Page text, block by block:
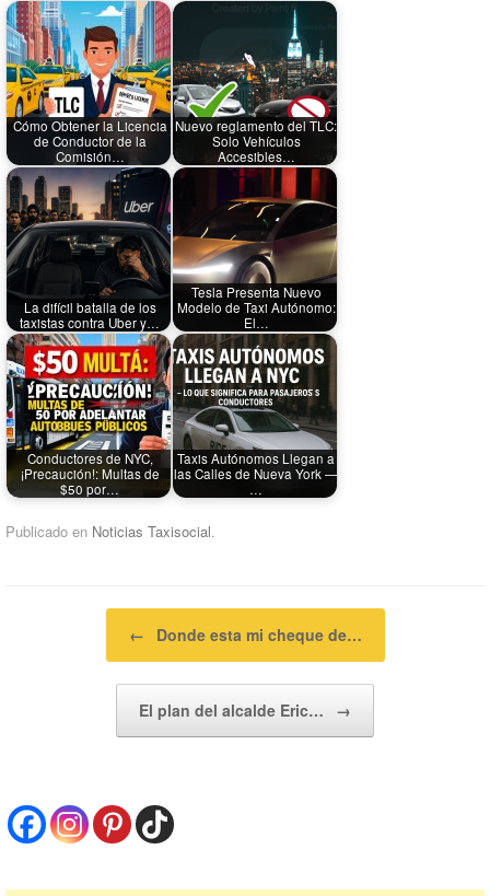
Cómo Obtener la Licencia
de Conductor de la
Comisión…
Nuevo reglamento del TLC:
Solo Vehículos
Accesibles…
La difícil batalla de los
taxistas contra Uber y…
Tesla Presenta Nuevo
Modelo de Taxi Autónomo:
El…
Conductores de NYC,
¡Precaución!: Multas de
$50 por…
Taxis Autónomos Llegan a
las Calles de Nueva York —
…
Publicado en Noticias Taxisocial.
← Donde esta mi cheque de…
El plan del alcalde Eric… →